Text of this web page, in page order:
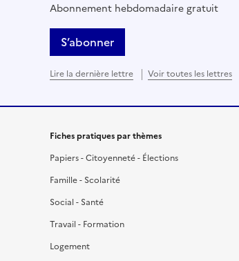
Abonnement hebdomadaire gratuit
S’abonner
Lire la dernière lettre Voir toutes les lettres
Fiches pratiques par thèmes
Papiers - Citoyenneté - Élections
Famille - Scolarité
Social - Santé
Travail - Formation
Logement